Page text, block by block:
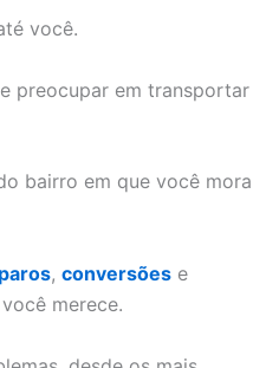
você.
preocupar em transportar
bairro em que você mora
, conversões e
merece.